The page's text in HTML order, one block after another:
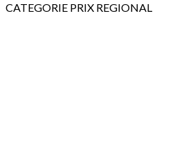
CATEGORIE PRIX REGIONAL